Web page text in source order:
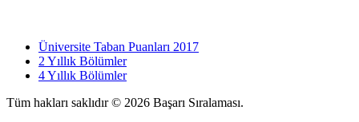
Üniversite Taban Puanları 2017
2 Yıllık Bölümler
4 Yıllık Bölümler
Tüm hakları saklıdır © 2026 Başarı Sıralaması.